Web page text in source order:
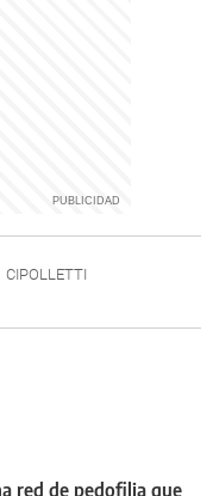
CIPOLLETTI
red de pedofilia que